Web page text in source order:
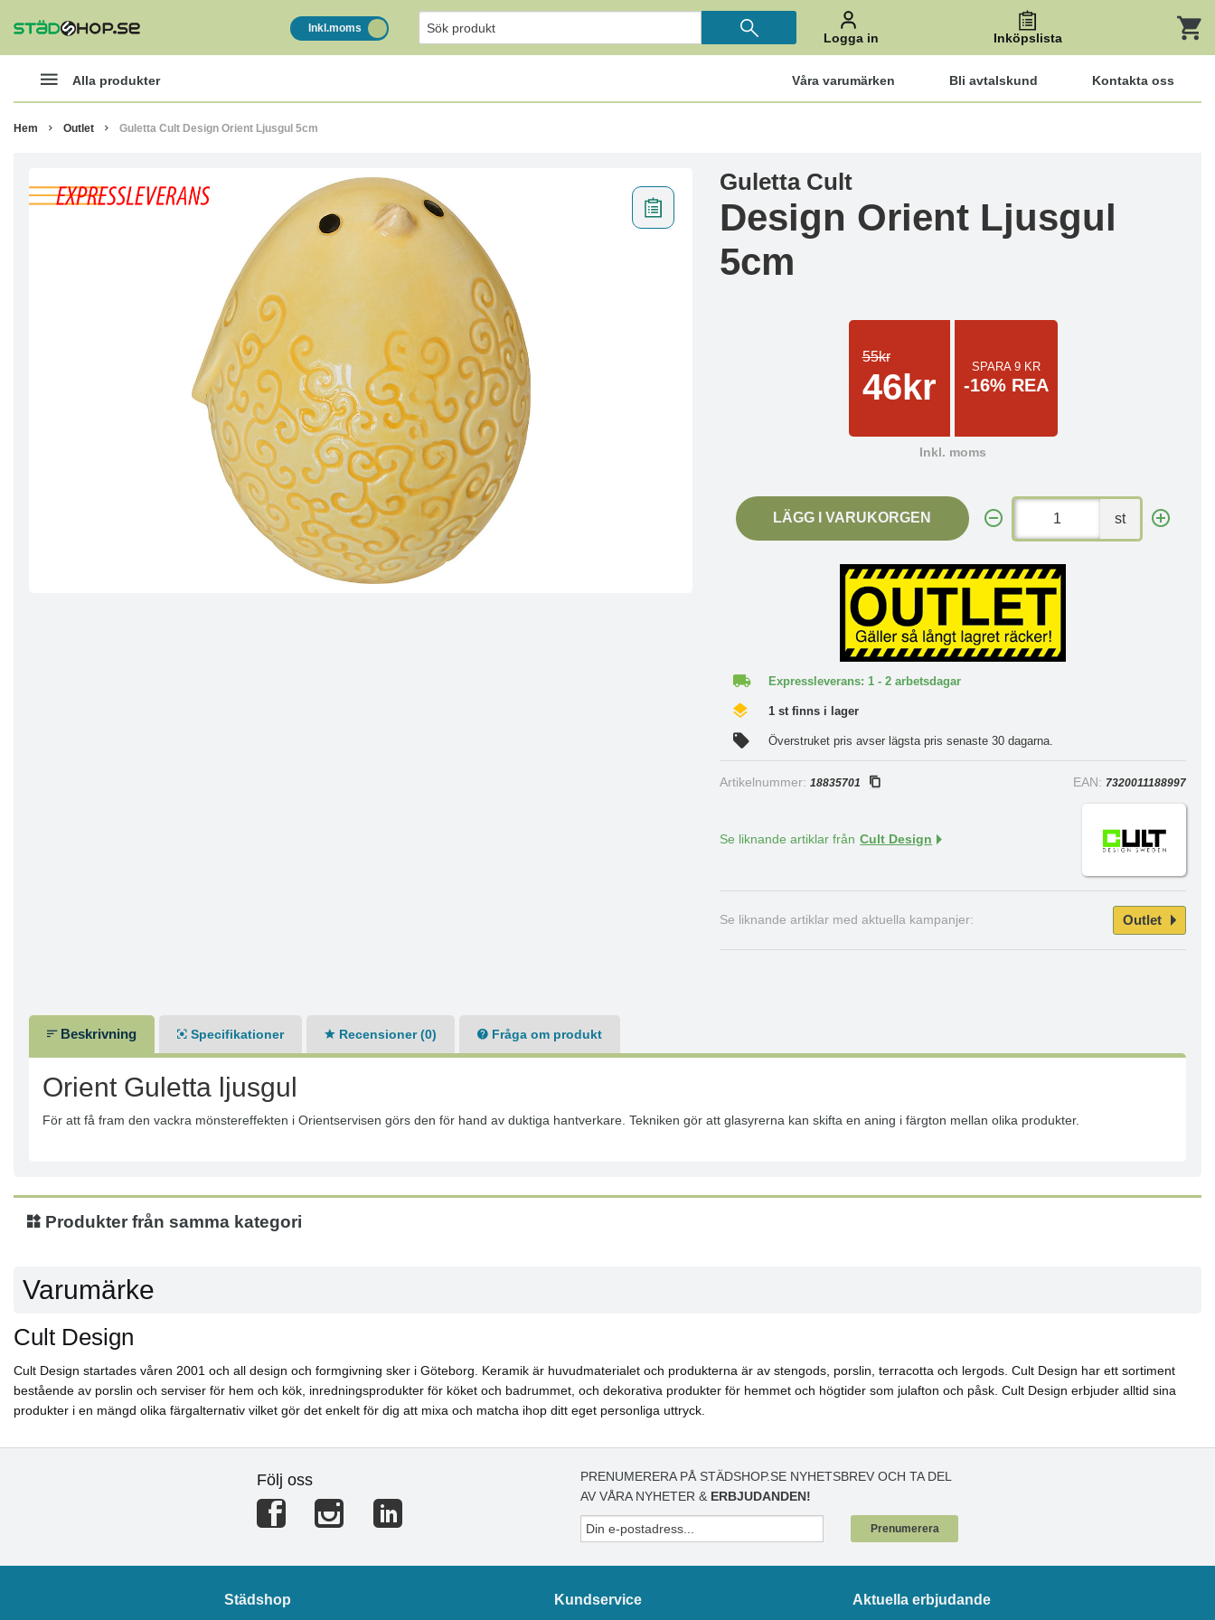
Inkl.moms
Logga in Inköpslista
Alla produkter Våra varumärken Bli avtalskund Kontakta oss
Hem Outlet Guletta Cult Design Orient Ljusgul 5cm
Guletta Cult
Design Orient Ljusgul
5cm
55kr
46kr SPARA 9 KR
-16% REA
Inkl. moms
LÄGG I VARUKORGEN st
Expressleverans: 1 - 2 arbetsdagar
1 st finns i lager
Överstruket pris avser lägsta pris senaste 30 dagarna.
Artikelnummer:18835701 EAN: 7320011188997
Se liknande artiklar från Cult Design
Se liknande artiklar med aktuella kampanjer: Outlet
Beskrivning Specifikationer Recensioner (0) Fråga om produkt
Orient Guletta ljusgul
För att få fram den vackra mönstereffekten i Orientservisen görs den för hand av duktiga hantverkare. Tekniken gör att glasyrerna kan skifta en aning i färgton mellan olika produkter.
Produkter från samma kategori
Varumärke
Cult Design
Cult Design startades våren 2001 och all design och formgivning sker i Göteborg. Keramik är huvudmaterialet och produkterna är av stengods, porslin, terracotta och lergods. Cult Design har ett sortiment
bestående av porslin och serviser för hem och kök, inredningsprodukter för köket och badrummet, och dekorativa produkter för hemmet och högtider som julafton och påsk. Cult Design erbjuder alltid sina
produkter i en mängd olika färgalternativ vilket gör det enkelt för dig att mixa och matcha ihop ditt eget personliga uttryck.
Följ oss
PRENUMERERA PÅ STÄDSHOP.SE NYHETSBREV OCH TA DEL
AV VÅRA NYHETER & ERBJUDANDEN!
Prenumerera
Städshop Kundservice Aktuella erbjudande